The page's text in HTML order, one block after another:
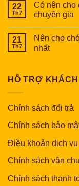
22
Th7
Có nên cho
chuyên gia
21
Th7
Nên cho
nhất
HỖ TRỢ
Chính sách đổi trả
Chính sách bảo
Điều khoản dịch vụ
Chính sách vận
Chính sách thanh